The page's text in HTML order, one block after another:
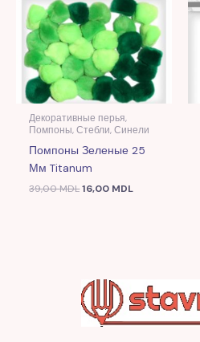
Декоративные перья,
Помпоны, Стебли, Синели
Помпоны Зеленые 25
Мм Titanum
39,00MDL16,00 MDL